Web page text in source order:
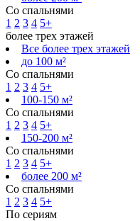
Со спальнями
1 2 3 4 5+
более трех этажей
Все более трех этажей
до 100 м²
Со спальнями
1 2 3 4 5+
100-150 м²
Со спальнями
1 2 3 4 5+
150-200 м²
Со спальнями
1 2 3 4 5+
более 200 м²
Со спальнями
1 2 3 4 5+
По сериям